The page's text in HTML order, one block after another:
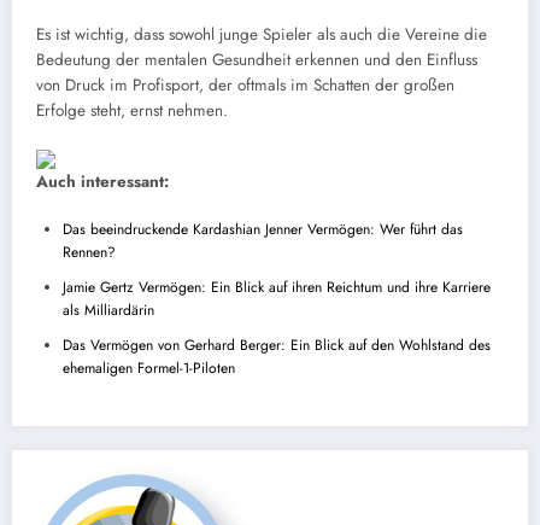
Es ist wichtig, dass sowohl junge Spieler als auch die Vereine die
Bedeutung der mentalen Gesundheit erkennen und den Einfluss
von Druck im Profisport, der oftmals im Schatten der großen
Erfolge steht, ernst nehmen.
Auch interessant:
Das beeindruckende Kardashian Jenner Vermögen: Wer führt das
Rennen?
Jamie Gertz Vermögen: Ein Blick auf ihren Reichtum und ihre Karriere
als Milliardärin
Das Vermögen von Gerhard Berger: Ein Blick auf den Wohlstand des
ehemaligen Formel-1-Piloten